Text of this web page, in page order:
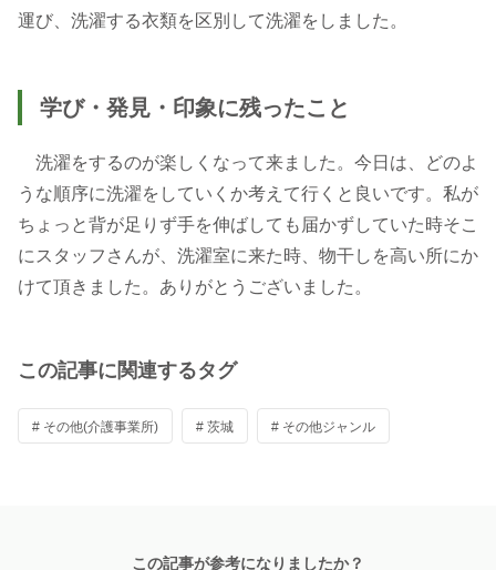
運び、洗濯する衣類を区別して洗濯をしました。
学び・発見・印象に残ったこと
洗濯をするのが楽しくなって来ました。今日は、どのよ
うな順序に洗濯をしていくか考えて行くと良いです。私が
ちょっと背が足りず手を伸ばしても届かずしていた時そこ
にスタッフさんが、洗濯室に来た時、物干しを高い所にか
けて頂きました。ありがとうございました。
この記事に関連するタグ
# その他(介護事業所) # 茨城 # その他ジャンル
この記事が参考になりましたか？